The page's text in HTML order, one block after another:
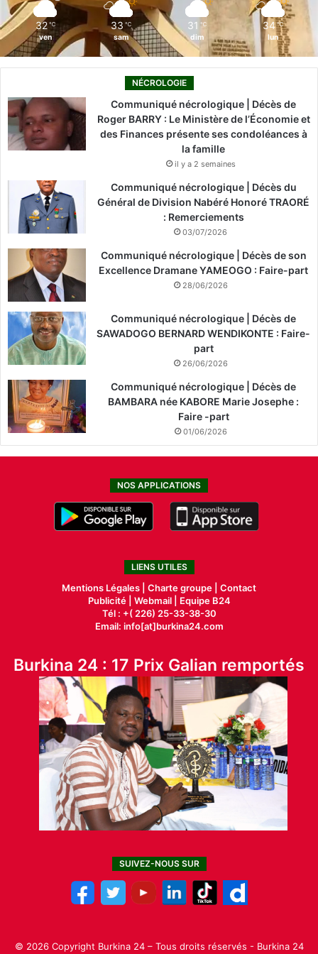
32 ℃
ven
33 ℃
sam
31 ℃
dim
34 ℃
lun
NÉCROLOGIE
Communiqué nécrologique | Décès de
Roger BARRY : Le Ministère de l’Économie et
des Finances présente ses condoléances à
la famille
il y a 2 semaines
Communiqué nécrologique | Décès du
Général de Division Nabéré Honoré TRAORÉ
: Remerciements
03/07/2026
Communiqué nécrologique | Décès de son
Excellence Dramane YAMEOGO : Faire-part
28/06/2026
Communiqué nécrologique | Décès de
SAWADOGO BERNARD WENDIKONTE : Faire-
part
26/06/2026
Communiqué nécrologique | Décès de
BAMBARA née KABORE Marie Josephe :
Faire -part
01/06/2026
NOS APPLICATIONS
LIENS UTILES
Mentions Légales | Charte groupe | Contact
Publicité| Webmail |
Equipe B24
Tél : +( 226) 25-33-38-30
Email: info[at]burkina24.com
Burkina 24 : 17 Prix Galian remportés
SUIVEZ-NOUS SUR
© 2026 Copyright Burkina 24 – Tous droits réservés - Burkina 24